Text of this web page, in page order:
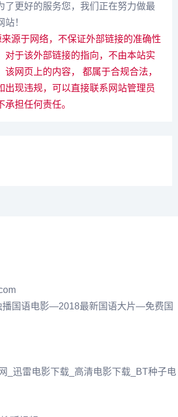
了更好的服务您，我们正在努力做最
！
源于网络，不保证外部链接的准确性
对于该外部链接的指向，不由本站实
该网页上的内容， 都属于合规合法，
出现违规，可以直接联系网站管理员
担任何责任。
国语电影―2018最新国语大片―免费国
_迅雷电影下载_高清电影下载_BT种子电